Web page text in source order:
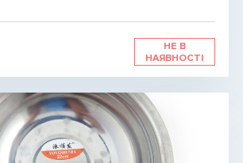
НЕ В
НАЯВНОСТІ